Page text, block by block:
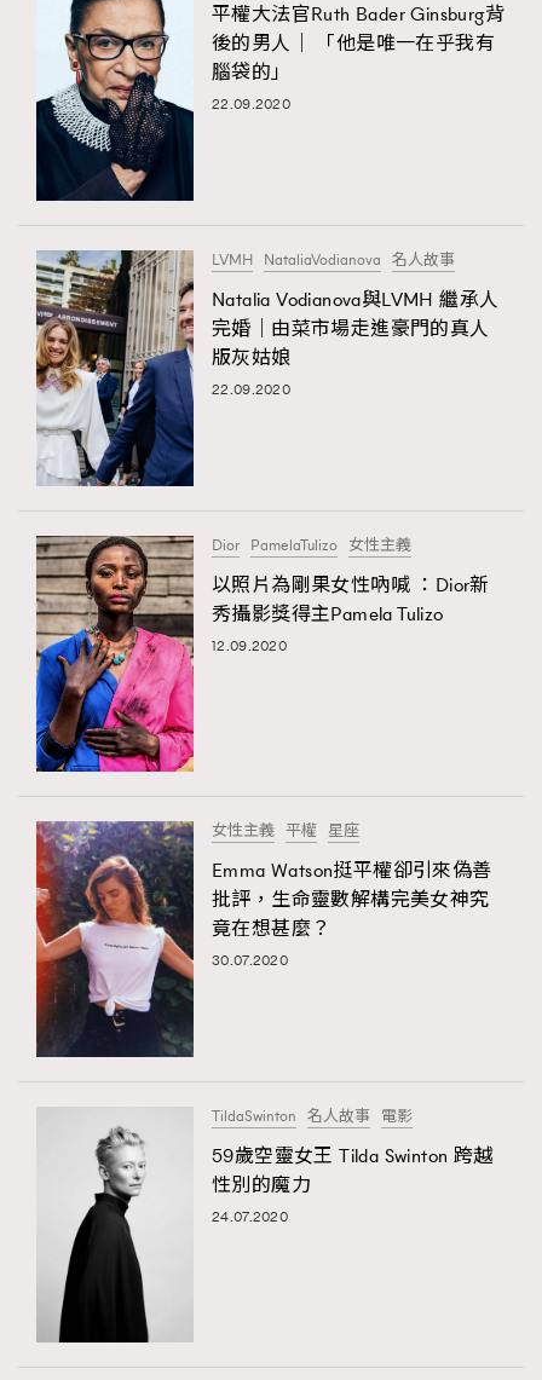
平權大法官Ruth Bader Ginsburg背
後的男人｜ 「他是唯一在乎我有
腦袋的」
22.09.2020
LVMH NataliaVodianova 名人故事
Natalia Vodianova與LVMH 繼承人
完婚｜由菜市場走進豪門的真人
版灰姑娘
22.09.2020
Dior PamelaTulizo 女性主義
以照片為剛果女性吶喊 ：Dior新
秀攝影獎得主Pamela Tulizo
12.09.2020
女性主義 平權 星座
Emma Watson挺平權卻引來偽善
批評，生命靈數解構完美女神究
竟在想甚麼？
30.07.2020
TildaSwinton 名人故事 電影
59歲空靈女王 Tilda Swinton 跨越
性別的魔力
24.07.2020